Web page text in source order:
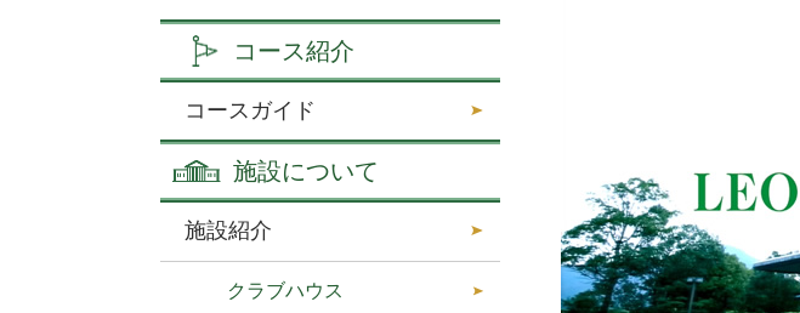
コース紹介
コースガイド
施設について
施設紹介
クラブハウス